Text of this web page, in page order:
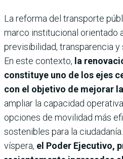
La reforma del transporte
marco institucional orientado
previsibilidad, transparencia
En este contexto, la
constituye uno de los ejes
con el objetivo de mejorar
ampliar la capacidad
opciones de movilidad más
sostenibles para la
víspera, el Poder Ejecutivo,